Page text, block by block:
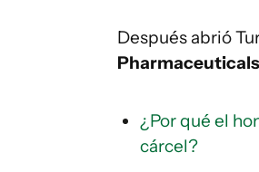
Después abrió
Pharmaceuticals
¿Por qué el
cárcel?